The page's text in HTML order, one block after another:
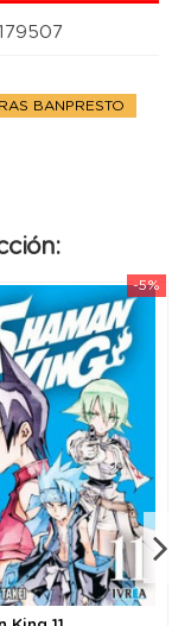
BANPRESTO
-5%